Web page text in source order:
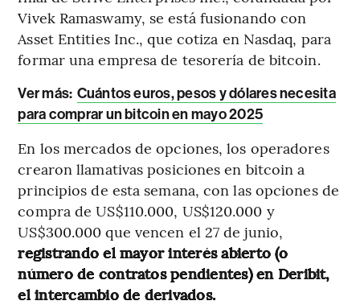
Vivek Ramaswamy, se está fusionando con
Asset Entities Inc., que cotiza en Nasdaq, para
formar una empresa de tesorería de bitcoin.
Ver más: Cuántos euros, pesos y dólares necesita
para comprar un bitcoin en mayo 2025
En los mercados de opciones, los operadores
crearon llamativas posiciones en bitcoin a
principios de esta semana, con las opciones de
compra de US$110.000, US$120.000 y
US$300.000 que vencen el 27 de junio,
registrando el mayor interés abierto (o
número de contratos pendientes) en Deribit,
el intercambio de derivados.